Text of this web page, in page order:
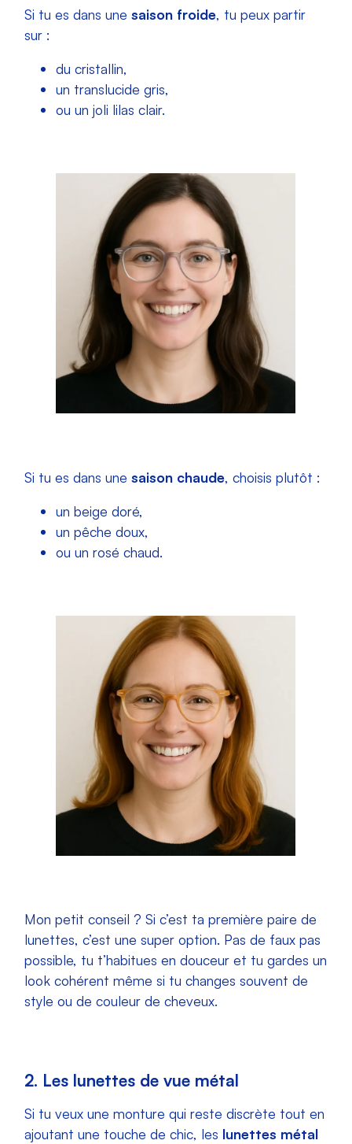
Si tu es dans unesaison froide, tu peux partir
sur :
du cristallin,
un translucide gris,
ou un joli lilas clair.
Si tu es dans unesaison chaude, choisis plutôt :
un beige doré,
un pêche doux,
ou un rosé chaud.
Mon petit conseil ? Si c’est ta première paire de
lunettes, c’est une super option. Pas de faux pas
possible, tu t’habitues en douceur et tu gardes un
look cohérent même si tu changes souvent de
style ou de couleur de cheveux.
2. Les lunettes de vue métal
Si tu veux une monture qui reste discrète tout en
ajoutant une touche de chic, les lunettes métal